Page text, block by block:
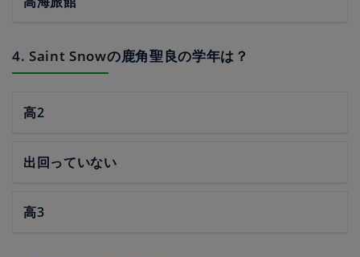
4. Saint Snowの鹿角聖良の学年は？
高2
出回っていない
高3